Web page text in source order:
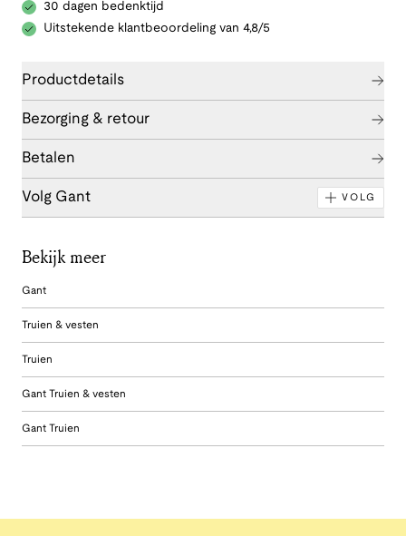
30 dagen bedenktijd
Uitstekende klantbeoordeling van 4,8/5
Productdetails
Bezorging & retour
Betalen
Volg Gant VOLG
Bekijk meer
Gant
Truien & vesten
Truien
Gant Truien & vesten
Gant Truien